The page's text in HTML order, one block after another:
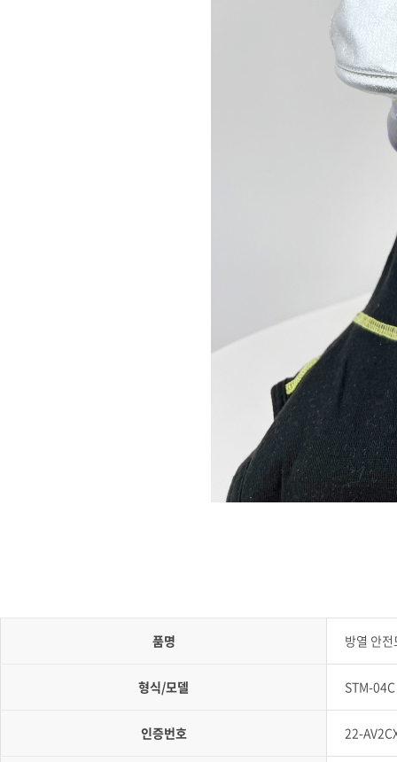
품명 방열 안
형식/모델 STM-04C
인증번호 22-